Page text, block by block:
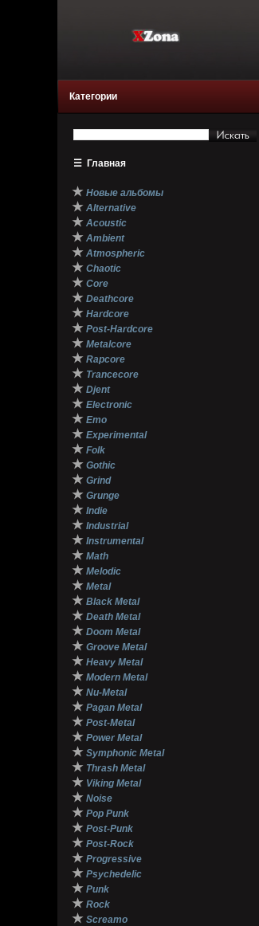
Категории
☰ Главная
★ Новые альбомы
★ Alternative
★ Acoustic
★ Ambient
★ Atmospheric
★ Chaotic
★ Core
★ Deathcore
★ Hardcore
★ Post-Hardcore
★ Metalcore
★ Rapcore
★ Trancecore
★ Djent
★ Electronic
★ Emo
★ Experimental
★ Folk
★ Gothic
★ Grind
★ Grunge
★ Indie
★ Industrial
★ Instrumental
★ Math
★ Melodic
★ Metal
★ Black Metal
★ Death Metal
★ Doom Metal
★ Groove Metal
★ Heavy Metal
★ Modern Metal
★ Nu-Metal
★ Pagan Metal
★ Post-Metal
★ Power Metal
★ Symphonic Metal
★ Thrash Metal
★ Viking Metal
★ Noise
★ Pop Punk
★ Post-Punk
★ Post-Rock
★ Progressive
★ Psychedelic
★ Punk
★ Rock
★ Screamo